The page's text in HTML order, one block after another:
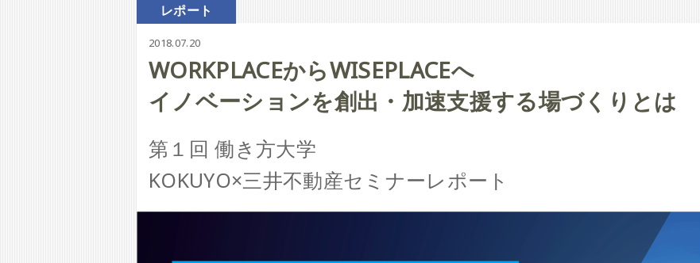
レポート
2018.07.20
WORKPLACEからWISEPLACEへ
イノベーションを創出・加速支援する場づくりとは
第１回 働き方大学
KOKUYO×三井不動産セミナーレポート